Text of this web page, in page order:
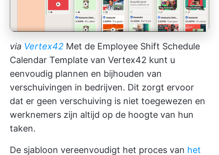
via Vertex42 Met de Employee Shift Schedule
Calendar Template van Vertex42 kunt u
eenvoudig plannen en bijhouden van
verschuivingen in bedrijven. Dit zorgt ervoor
dat er geen verschuiving is niet toegewezen en
werknemers zijn altijd op de hoogte van hun
taken.
De sjabloon vereenvoudigt het proces van het